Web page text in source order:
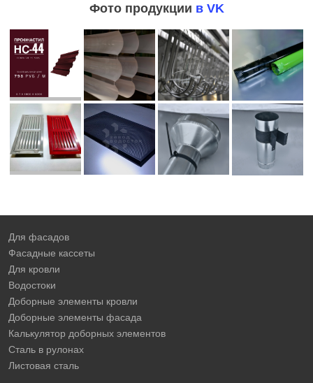
Фото продукции в VK
Для фасадов
Фасадные кассеты
Для кровли
Водостоки
Доборные элементы кровли
Доборные элементы фасада
Калькулятор доборных элементов
Сталь в рулонах
Листовая сталь